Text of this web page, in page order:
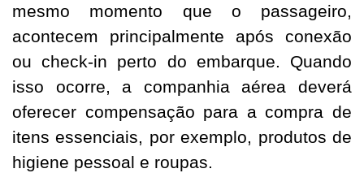
mesmo momento que o passageiro,
acontecem principalmente após conexão
ou check-in perto do embarque. Quando
isso ocorre, a companhia aérea deverá
oferecer compensação para a compra de
itens essenciais, por exemplo, produtos de
higiene pessoal e roupas.